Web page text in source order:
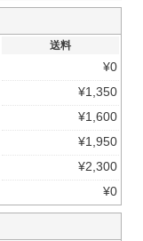
送料
¥0
¥1,350
¥1,600
¥1,950
¥2,300
¥0